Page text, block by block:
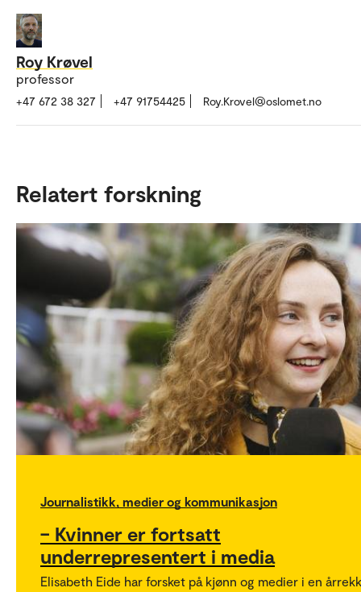
Roy Krøvel
professor
+47 672 38 327 +47 91754425 Roy.Krovel@oslomet.no
Relatert forskning
Journalistikk, medier og kommunikasjon
– Kvinner er fortsatt
underrepresentert i media
Elisabeth Eide har forsket på kjønn og medier i en